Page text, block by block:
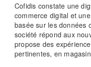
Cofidis constate une
commerce digital et
basée sur les données
société répond aux
propose des
pertinentes, en